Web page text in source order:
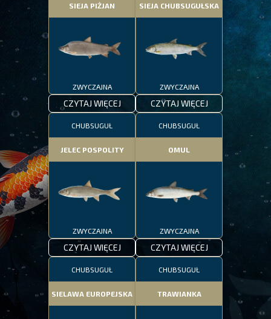
SIEJA PIŻJAN
ZWYCZAJNA
CZYTAJ WIĘCEJ
SIEJA CHUBSUGUŁSKA
ZWYCZAJNA
CZYTAJ WIĘCEJ
CHUBSUGUŁ
JELEC POSPOLITY
ZWYCZAJNA
CZYTAJ WIĘCEJ
CHUBSUGUŁ
OMUL
ZWYCZAJNA
CZYTAJ WIĘCEJ
CHUBSUGUŁ
SIELAWA EUROPEJSKA
CHUBSUGUŁ
TRAWIANKA